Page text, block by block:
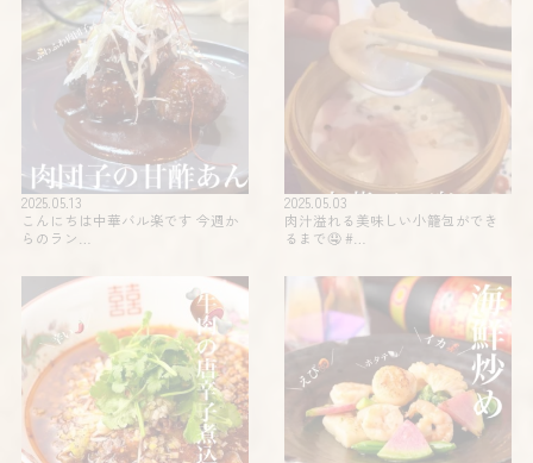
2025.05.13
こんにちは中華バル楽です 今週か
らのラン…
2025.05.03
肉汁溢れる美味しい小籠包ができ
るまで🤤 #…